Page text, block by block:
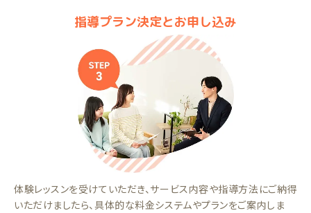
指導プラン決定とお申し込み
体験レッスンを受けていただき、サービス内容や指導方法にご納得
いただけましたら、具体的な料金システムやプランをご案内しま